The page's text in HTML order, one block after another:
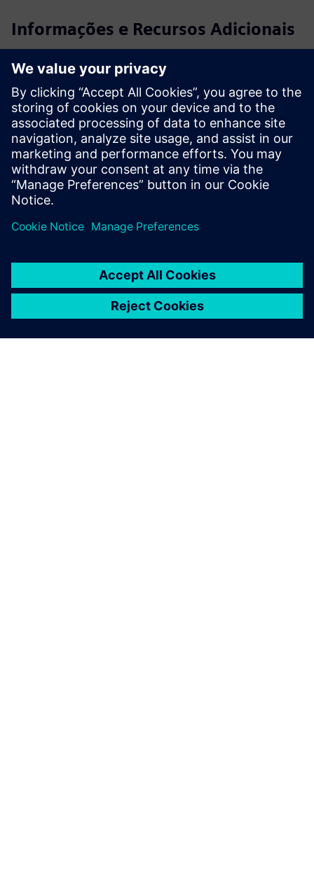
Informações e Recursos Adicionais
2N Web: 2N® Interior Talk
Youtube: Introdução do 2N® Indoor Talk, a nossa nova
estação interior
Pré-requisitos
Requer caixa de descarga ou suporte de mesa para uma
instalação